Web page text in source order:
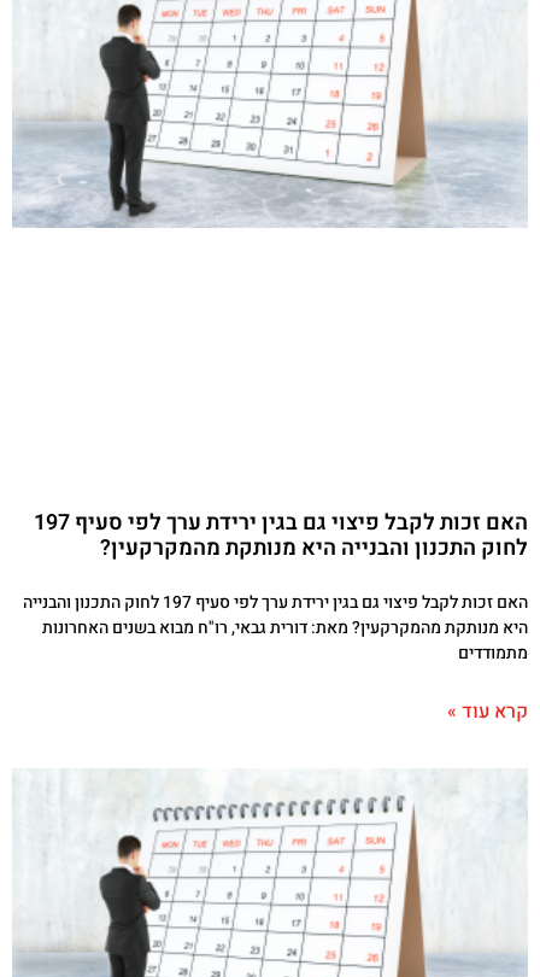
האם זכות לקבל פיצוי גם בגין ירידת ערך לפי סעיף 197
לחוק התכנון והבנייה היא מנותקת מהמקרקעין?
האם זכות לקבל פיצוי גם בגין ירידת ערך לפי סעיף 197 לחוק התכנון והבנייה
היא מנותקת מהמקרקעין? מאת: דורית גבאי, רו"ח מבוא בשנים האחרונות
מתמודדים
קרא עוד »